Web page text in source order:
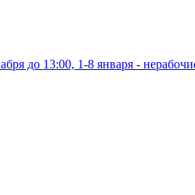
до 13:00, 1-8 января -